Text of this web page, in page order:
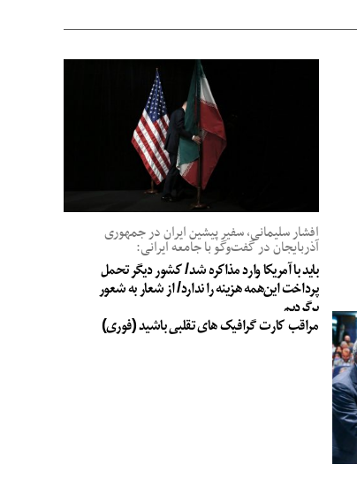
افشار سلیمانی، سفیر پیشین ایران در جمهوری
آذربایجان در گفت‌وگو با جامعه ایرانی:
باید با آمریکا وارد مذاکره شد/ کشور دیگر تحمل
پرداخت این‌همه هزینه را ندارد/ از شعار به شعور
برگردیم
مراقب کارت گرافیک های تقلبی باشید (فوری)